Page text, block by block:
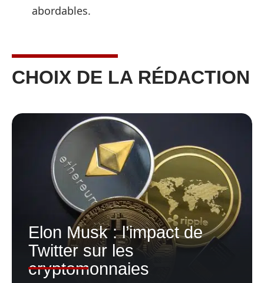
abordables.
CHOIX DE LA RÉDACTION
Elon Musk : l’impact de
Twitter sur les
cryptomonnaies